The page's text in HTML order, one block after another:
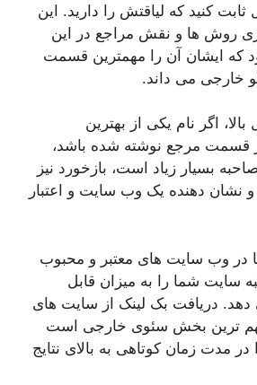
ثابت کنید که لیاقتش را دارید. این
روش ها و نقش مراجع در این
که ایشان آن را مهمترین قسمت
می داند.
اگر نام یکی از بهترین
قسمت مرجع نوشته شده باشد،
بسیار زیاد است، بازخورد نیز
نشان دهنده یک وب سایت و اعتبار
در وب سایت های معتبر و محبوب
سایت شما را به میزان قابل
دریافت بک لینک از سایت های
ترین بخش سئوی خارجی است
مدت زمان کوتاهی به بالای نتایج